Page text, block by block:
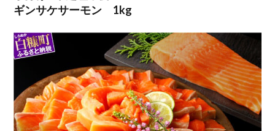
ギンサケサーモン 1kg